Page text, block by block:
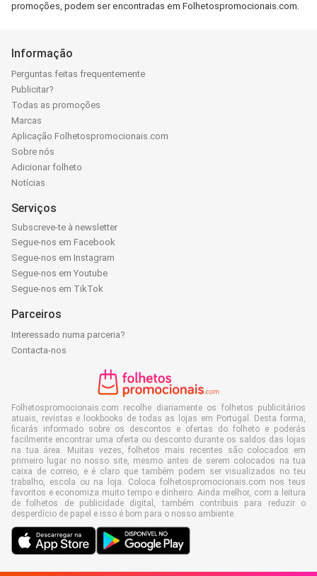
promoções, podem ser encontradas em Folhetospromocionais.com.
Informação
Perguntas feitas frequentemente
Publicitar?
Todas as promoções
Marcas
Aplicação Folhetospromocionais.com
Sobre nós
Adicionar folheto
Notícias
Serviços
Subscreve-te à newsletter
Segue-nos em Facebook
Segue-nos em Instagram
Segue-nos em Youtube
Segue-nos em TikTok
Parceiros
Interessado numa parceria?
Contacta-nos
Folhetospromocionais.com recolhe diariamente os folhetos publicitários
atuais, revistas e lookbooks de todas as lojas em Portugal. Desta forma,
ficarás informado sobre os descontos e ofertas do folheto e poderás
facilmente encontrar uma oferta ou desconto durante os saldos das lojas
na tua área. Muitas vezes, folhetos mais recentes são colocados em
primeiro lugar no nosso site, mesmo antes de serem colocados na tua
caixa de correio, e é claro que também podem ser visualizados no teu
trabalho, escola ou na loja. Coloca folhetospromocionais.com nos teus
favoritos e economiza muito tempo e dinheiro. Ainda melhor, com a leitura
de folhetos de publicidade digital, também contribuis para reduzir o
desperdício de papel e isso é bom para o nosso ambiente.